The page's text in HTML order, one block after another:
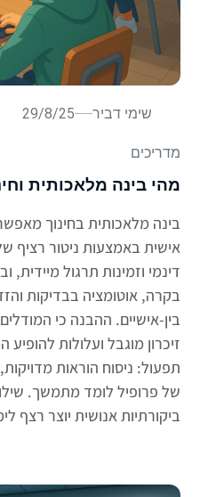
שימי דביר 29/8/25
מדריכים
מהי בינה מלאכותית
בינה מלאכותית בחינוך
אישית באמצעות ניטור רציף
דינמי וזמינות תרגול
בקרה, אוטומציה בבדיקות
בין-אישיים. ההבנה כי
זיכרון מוגבל ועלולות
תפעול: ניסוח הוראות
של פרופיל לומד מתמשך.
ביקורתיות אנושית יוצר רצף